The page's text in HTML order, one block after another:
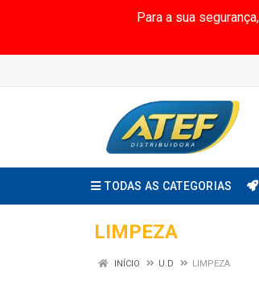
Para a sua
TODAS AS CATEGORIAS
LIMPEZA
INÍCIO U.D LIMPEZA